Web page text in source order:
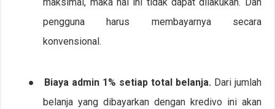
pengguna harus membayarnya secara
konvensional.
● Biaya admin 1% setiap total belanja.Dari jumlah
belanja yang dibayarkan dengan kredivo ini akan